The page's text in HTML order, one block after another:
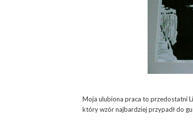
Moja ulubiona praca to przedostatni
który wzór najbardziej przypadł do